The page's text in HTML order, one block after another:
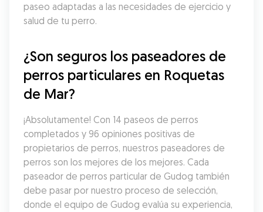
paseo adaptadas a las necesidades de ejercicio y
salud de tu perro.
¿Son seguros los paseadores de
perros particulares en Roquetas
de Mar?
¡Absolutamente! Con 14 paseos de perros
completados y 96 opiniones positivas de
propietarios de perros, nuestros paseadores de
perros son los mejores de los mejores. Cada
paseador de perros particular de Gudog también
debe pasar por nuestro proceso de selección,
donde el equipo de Gudog evalúa su experiencia,